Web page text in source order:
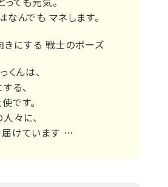
なんでも マネします。
きにする 戦士のポーズ
くんは、
る、
です。
々に、
届けています …